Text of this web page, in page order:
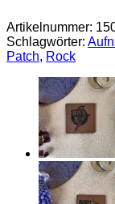
Artikelnummer:
Schlagwörter:
Patch, Rock